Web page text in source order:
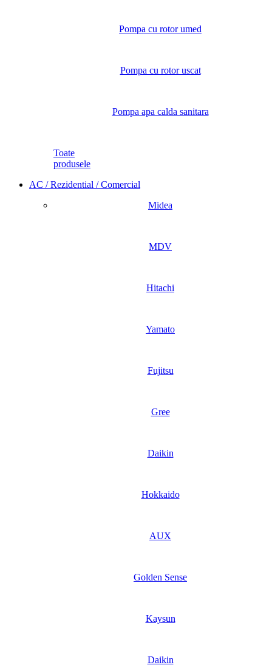
Pompa cu rotor umed
Pompa cu rotor uscat
Pompa apa calda sanitara
Toate
produsele
AC / Rezidential / Comercial
Midea
MDV
Hitachi
Yamato
Fujitsu
Gree
Daikin
Hokkaido
AUX
Golden Sense
Kaysun
Daikin